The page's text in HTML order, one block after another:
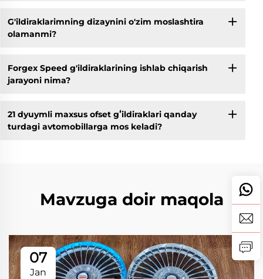
G'ildiraklarimning dizaynini o'zim moslashtira
olamanmi?
Forgex Speed g'ildiraklarining ishlab chiqarish
jarayoni nima?
21 dyuymli maxsus ofset gʻildiraklari qanday
turdagi avtomobillarga mos keladi?
Mavzuga doir maqola
07
Jan